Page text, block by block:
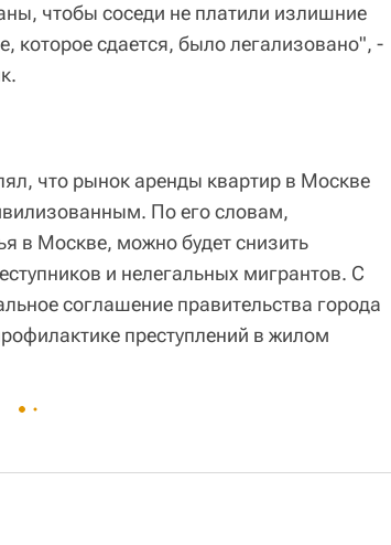
чтобы соседи не платили излишние
которое сдается, было легализовано", -
что рынок аренды квартир в Москве
По его словам,
в Москве, можно будет снизить
и нелегальных мигрантов. С
соглашение правительства города
преступлений в жилом